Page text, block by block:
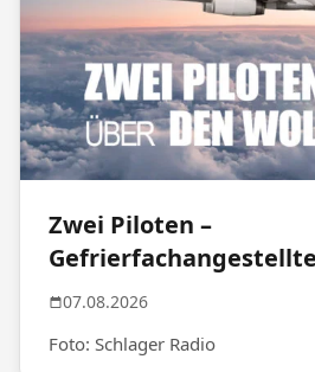
Zwei Piloten –
Gefrierfachangestellte
07.08.2026
Foto: Schlager Radio